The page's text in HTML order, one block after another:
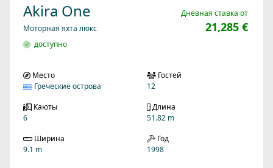
Akira One
Моторная яхта люкс
доступно
Дневная ставка от
21,285 €
Место
Греческие острова
Гостей
12
Каюты
6
Длина
51.82 m
Ширина
9.1 m
Год
1998